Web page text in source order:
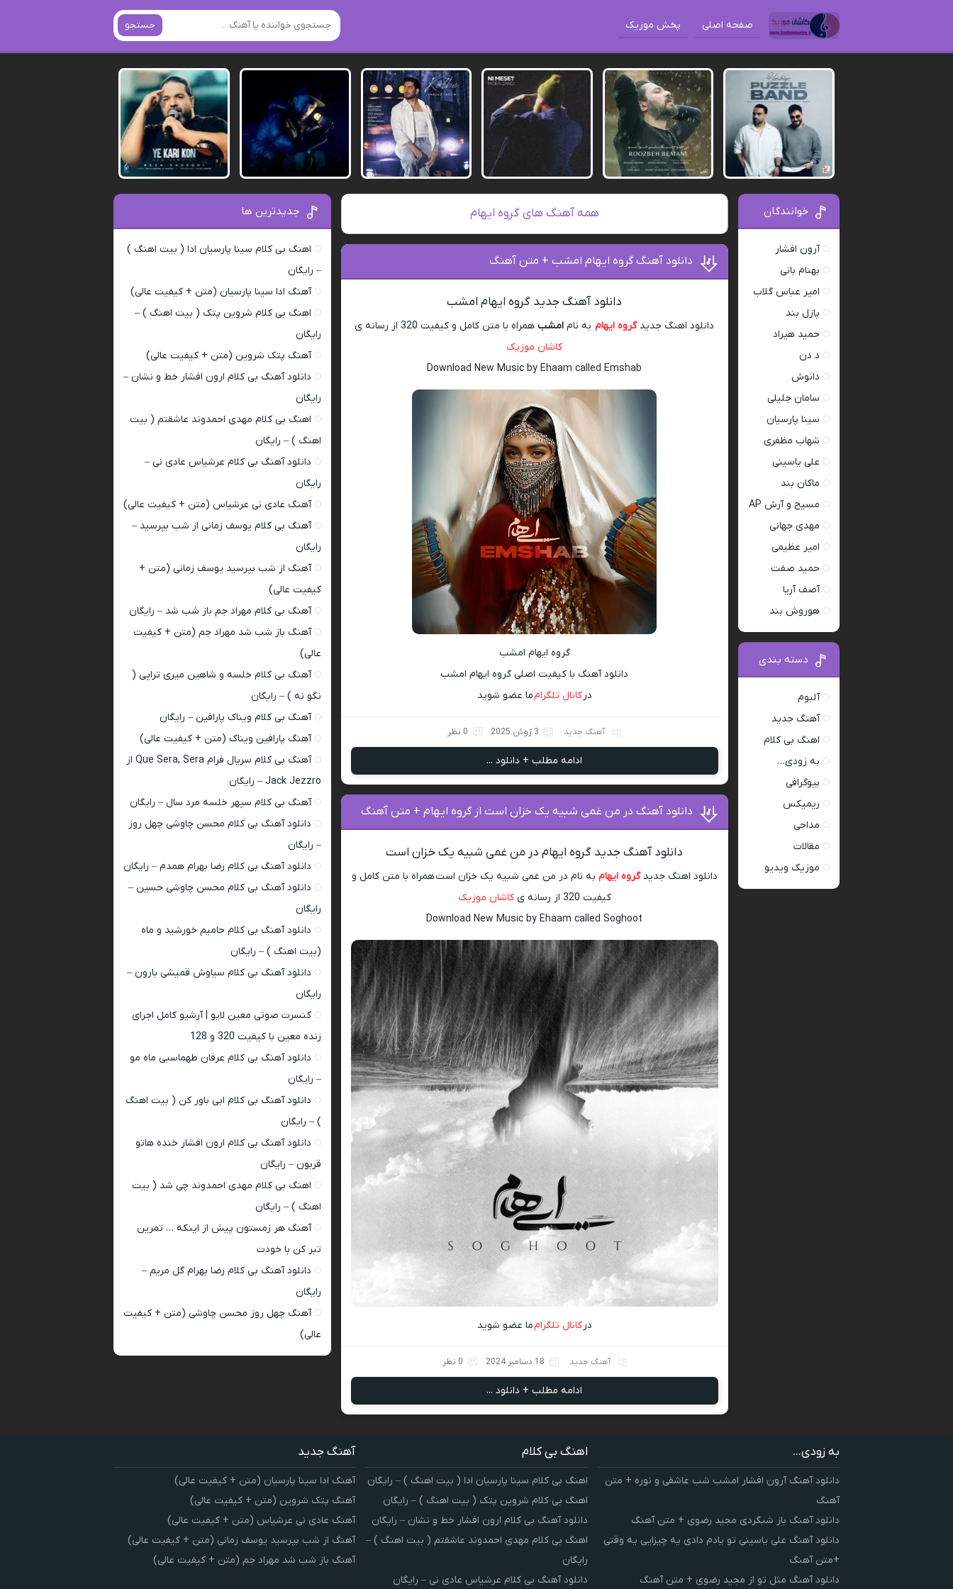
صفحه اصلی پخش موزیک جستجو
همه آهنگ های گروه ایهام
دانلود آهنگ گروه ایهام امشب + متن آهنگ
دانلود آهنگ جدید گروه ایهام امشب
دانلود اهنگ جدیدگروه ایهامبه نام امشب همراه با متن کامل و کیفیت 320 از رسانه ی
کاشان موزیک
Download New Music by Ehaam called Emshab
گروه ایهام امشب
دانلود آهنگ با کیفیت اصلی گروه ایهام امشب
درکانال تلگرامما عضو شوید
آهنگ جدید 3 ژوئن 2025 0 نظر
ادامه مطلب + دانلود ...
دانلود آهنگ در من غمی شبیه یک خزان است از گروه ایهام + متن آهنگ
دانلود آهنگ جدید گروه ایهام در من غمی شبیه یک خزان است
دانلود اهنگ جدیدگروه ایهام به نام در من غمی شبیه یک خزان است همراه با متن کامل و
کیفیت 320 از رسانه ی
کاشان موزیک
Download New Music by Ehaam called Soghoot
درکانال تلگرامما عضو شوید
آهنگ جدید 18 دسامبر 2024 0 نظر
ادامه مطلب + دانلود ...
خوانندگان
آرون افشار
بهنام بانی
امیر عباس گلاب
پازل بند
حمید هیراد
د دن
دانوش
سامان جلیلی
سینا پارسیان
شهاب مظفری
علی یاسینی
ماکان بند
مسیح و آرش AP
مهدی جهانی
امیر عظیمی
حمید صفت
آصف آریا
هوروش بند
دسته بندی
آلبوم
آهنگ جدید
اهنگ بی کلام
به زودی…
بیوگرافی
ریمیکس
مداحی
مقالات
موزیک ویدیو
جدیدترین ها
اهنگ بی کلام سینا پارسیان ادا ( بیت اهنگ )
– رایگان
آهنگ ادا سینا پارسیان (متن + کیفیت عالی)
اهنگ بی کلام شروین پتک ( بیت اهنگ ) –
رایگان
آهنگ پتک شروین (متن + کیفیت عالی)
دانلود آهنگ بی کلام ارون افشار خط و نشان –
رایگان
اهنگ بی کلام مهدی احمدوند عاشقتم ( بیت
اهنگ ) – رایگان
دانلود آهنگ بی کلام عرشیاس عادی نی –
رایگان
آهنگ عادی نی عرشیاس (متن + کیفیت عالی)
آهنگ بی کلام یوسف زمانی از شب بپرسید –
رایگان
آهنگ از شب بپرسید یوسف زمانی (متن +
کیفیت عالی)
آهنگ بی کلام مهراد جم باز شب شد – رایگان
آهنگ باز شب شد مهراد جم (متن + کیفیت
عالی)
آهنگ بی کلام خلسه و شاهین میری تراپی (
نگو نه ) – رایگان
آهنگ بی کلام ویناک پارافین – رایگان
آهنگ پارافین ویناک (متن + کیفیت عالی)
آهنگ بی کلام سریال فرام Que Sera, Sera از
Jack Jezzro – رایگان
آهنگ بی کلام سپهر خلسه مرد سال – رایگان
دانلود آهنگ بی کلام محسن چاوشی چهل روز
– رایگان
دانلود آهنگ بی کلام رضا بهرام همدم – رایگان
دانلود آهنگ بی کلام محسن چاوشی حسین –
رایگان
دانلود آهنگ بی کلام حامیم خورشید و ماه
(بیت اهنگ ) – رایگان
دانلود آهنگ بی کلام سیاوش قمیشی بارون –
رایگان
کنسرت صوتی معین لایو | آرشیو کامل اجرای
زنده معین با کیفیت 320 و 128
دانلود آهنگ بی کلام عرفان طهماسبی ماه مو
– رایگان
دانلود آهنگ بی کلام ابی باور کن ( بیت اهنگ
) – رایگان
دانلود آهنگ بی کلام ارون افشار خنده هاتو
قربون – رایگان
اهنگ بی کلام مهدی احمدوند چی شد ( بیت
اهنگ ) – رایگان
آهنگ هر زمستون پیش از اینکه … تمرین
تبر کن با خودت
دانلود آهنگ بی کلام رضا بهرام گل مریم –
رایگان
آهنگ چهل روز محسن چاوشی (متن + کیفیت
عالی)
به زودی...
دانلود آهنگ آرون افشار امشب شب عاشقی و نوره + متن
آهنگ
دانلود آهنگ باز شبگردی مجید رضوی + متن آهنگ
دانلود آهنگ علی یاسینی تو یادم دادی یه چیزایی یه وقتی
+متن آهنگ
دانلود آهنگ مثل تو از مجید رضوی + متن آهنگ
اهنگ بی کلام
اهنگ بی کلام سینا پارسیان ادا ( بیت اهنگ ) – رایگان
اهنگ بی کلام شروین پتک ( بیت اهنگ ) – رایگان
دانلود آهنگ بی کلام ارون افشار خط و نشان – رایگان
اهنگ بی کلام مهدی احمدوند عاشقتم ( بیت اهنگ ) –
رایگان
دانلود آهنگ بی کلام عرشیاس عادی نی – رایگان
آهنگ جدید
آهنگ ادا سینا پارسیان (متن + کیفیت عالی)
آهنگ پتک شروین (متن + کیفیت عالی)
آهنگ عادی نی عرشیاس (متن + کیفیت عالی)
آهنگ از شب بپرسید یوسف زمانی (متن + کیفیت عالی)
آهنگ باز شب شد مهراد جم (متن + کیفیت عالی)